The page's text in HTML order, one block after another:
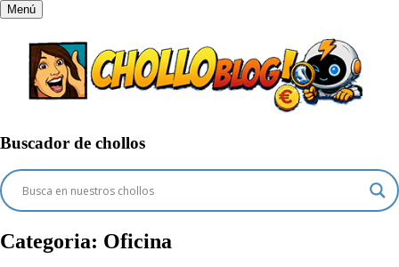
Menú
Buscador de chollos
Categoria: Oficina